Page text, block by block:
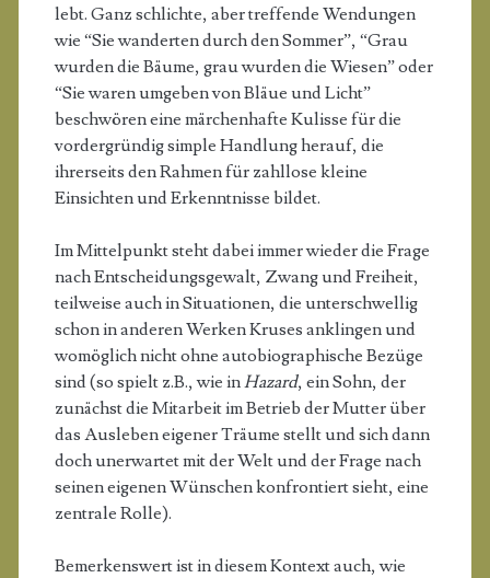
lebt. Ganz schlichte, aber treffende Wendungen
wie “Sie wanderten durch den Sommer”, “Grau
wurden die Bäume, grau wurden die Wiesen” oder
“Sie waren umgeben von Bläue und Licht”
beschwören eine märchenhafte Kulisse für die
vordergründig simple Handlung herauf, die
ihrerseits den Rahmen für zahllose kleine
Einsichten und Erkenntnisse bildet.
Im Mittelpunkt steht dabei immer wieder die Frage
nach Entscheidungsgewalt, Zwang und Freiheit,
teilweise auch in Situationen, die unterschwellig
schon in anderen Werken Kruses anklingen und
womöglich nicht ohne autobiographische Bezüge
sind (so spielt z.B., wie inHazard, ein Sohn, der
zunächst die Mitarbeit im Betrieb der Mutter über
das Ausleben eigener Träume stellt und sich dann
doch unerwartet mit der Welt und der Frage nach
seinen eigenen Wünschen konfrontiert sieht, eine
zentrale Rolle).
Bemerkenswert ist in diesem Kontext auch, wie